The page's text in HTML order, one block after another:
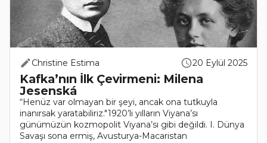
Christine Estima 20 Eylül 2025
Kafka’nın İlk Çevirmeni: Milena
Jesenská
“Henüz var olmayan bir şeyi, ancak ona tutkuyla
inanırsak yaratabiliriz."1920’li yılların Viyana’sı
günümüzün kozmopolit Viyana’sı gibi değildi. I. Dünya
Savaşı sona ermiş, Avusturya-Macaristan